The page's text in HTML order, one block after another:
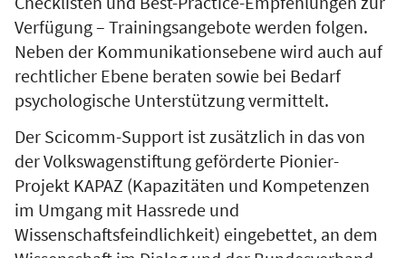
Verfügung – Trainingsangebote werden folgen.
Neben der Kommunikationsebene wird auch auf
rechtlicher Ebene beraten sowie bei Bedarf
psychologische Unterstützung vermittelt.
Der Scicomm-Support ist zusätzlich in das von
der Volkswagenstiftung geförderte Pionier-
Projekt KAPAZ (Kapazitäten und Kompetenzen
im Umgang mit Hassrede und
Wissenschaftsfeindlichkeit) eingebettet, an dem